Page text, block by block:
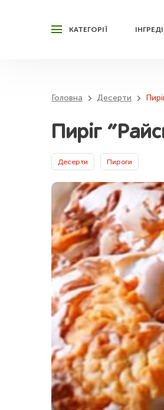
КАТЕГОРІЇ
Головна Десерти
Пиріг
Десерти Пироги